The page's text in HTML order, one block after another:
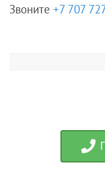
Звоните +7 707